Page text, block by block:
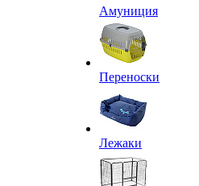
Амуниция
Переноски
Лежаки